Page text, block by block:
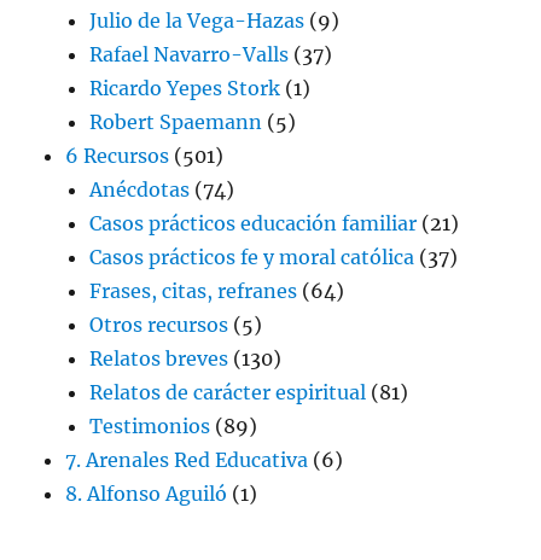
Julio de la Vega-Hazas (9)
Rafael Navarro-Valls (37)
Ricardo Yepes Stork (1)
Robert Spaemann (5)
6 Recursos (501)
Anécdotas (74)
Casos prácticos educación familiar (21)
Casos prácticos fe y moral católica (37)
Frases, citas, refranes (64)
Otros recursos (5)
Relatos breves (130)
Relatos de carácter espiritual (81)
Testimonios (89)
7. Arenales Red Educativa (6)
8. Alfonso Aguiló (1)